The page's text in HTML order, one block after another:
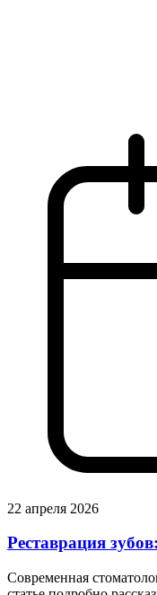
22 апреля 2026
Реставрация
Современная